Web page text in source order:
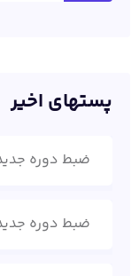
پستهای اخیر
ضبط دوره
ضبط دوره